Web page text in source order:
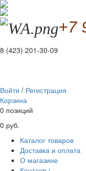
+7
8 (423) 201-30-09
Войти / Регистрация
Корзина
0 позиций
0 руб.
Каталог товаров
Доставка и оплата
О магазине